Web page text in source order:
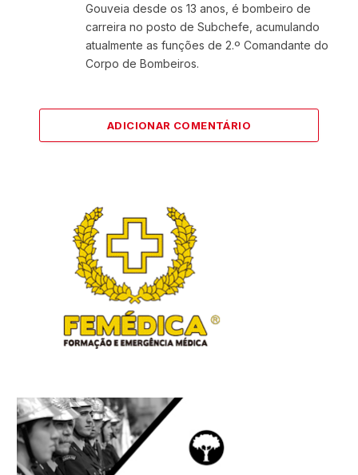
Gouveia desde os 13 anos, é bombeiro de
carreira no posto de Subchefe, acumulando
atualmente as funções de 2.º Comandante do
Corpo de Bombeiros.
ADICIONAR COMENTÁRIO